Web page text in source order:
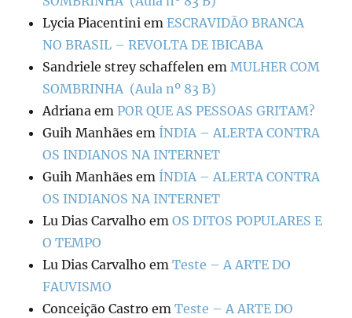
Lycia Piacentini emESCRAVIDÃO BRANCA
NO BRASIL – REVOLTA DE IBICABA
Sandriele strey schaffelen emMULHER COM
SOMBRINHA (Aula nº 83 B)
Adriana emPOR QUE AS PESSOAS GRITAM?
Guih Manhães em ÍNDIA – ALERTA CONTRA
OS INDIANOS NA INTERNET
Guih Manhães em ÍNDIA – ALERTA CONTRA
OS INDIANOS NA INTERNET
Lu Dias Carvalho emOS DITOS POPULARES E
O TEMPO
Lu Dias Carvalho emTeste – A ARTE DO
FAUVISMO
Conceição Castro emTeste – A ARTE DO